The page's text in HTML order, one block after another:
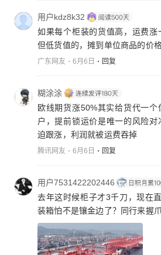
用户kdz8k32
如果每个柜装的货值高，运费涨
但低货值的，摊到单位商品的价
广东网友 6月6日 回复
糊涂涂
欧线期货涨50%其实给货代一
户，提前锁运价是唯一的风险
迫跟涨，利润就被运费吞掉
腾讯网友 6月6日 回复
用户7531422202446
去年这时候柜子才3千刀，现在
装箱怕不是镶金边了？同行来握爪